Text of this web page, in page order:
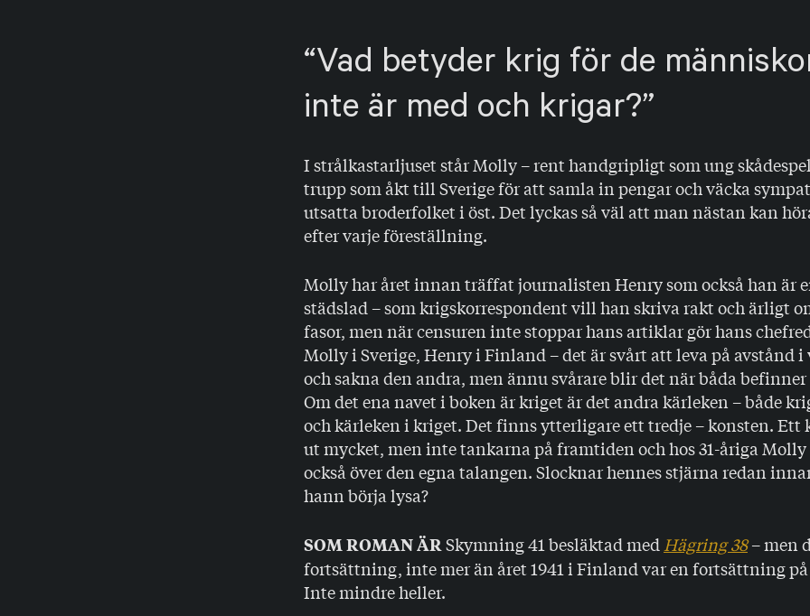
Vad betyder krig för de
inte är med och krigar?
I strålkastarljuset står Molly – rent handgripligt som ung
trupp som åkt till Sverige för att samla in pengar och väcka
utsatta broderfolket i öst. Det lyckas så väl att man nästan kan
efter varje föreställning.
Molly har året innan träffat journalisten Henry som också han är
städslad – som krigskorrespondent vill han skriva rakt och ärligt
fasor, men när censuren inte stoppar hans artiklar gör hans
Molly i Sverige, Henry i Finland – det är svårt att leva på avstånd
och sakna den andra, men ännu svårare blir det när båda befinner
Om det ena navet i boken är kriget är det andra kärleken – både
och kärleken i kriget. Det finns ytterligare ett tredje – konsten. Ett
ut mycket, men inte tankarna på framtiden och hos 31-åriga
också över den egna talangen. Slocknar hennes stjärna redan
hann börja lysa?
SOM ROMAN ÄRSkymning 41 besläktad med Hägring 38– men
fortsättning, inte mer än året 1941 i Finland var en fortsättning på
Inte mindre heller.